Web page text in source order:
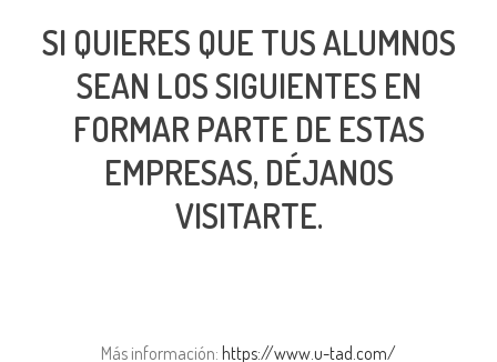
SI QUIERES QUE TUS ALUMNOS
SEAN LOS SIGUIENTES EN
FORMAR PARTE DE ESTAS
EMPRESAS, DÉJANOS
VISITARTE.
Más información: https://www.u-tad.com/